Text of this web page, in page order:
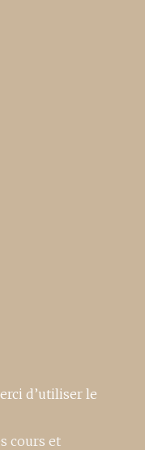
d’utiliser le
cours et